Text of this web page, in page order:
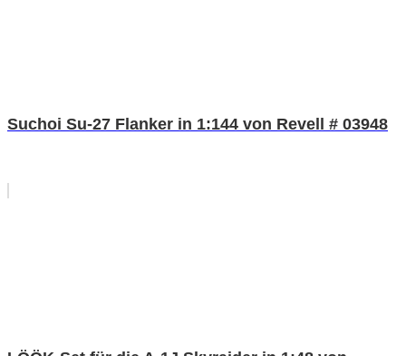
Suchoi Su-27 Flanker in 1:144 von Revell # 03948